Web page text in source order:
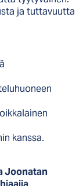
ja tuttavuutta
kanssa.
Joonatan